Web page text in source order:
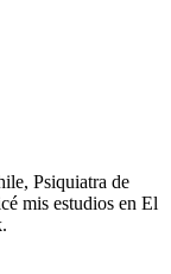
Psiquiatra de
mis estudios en El